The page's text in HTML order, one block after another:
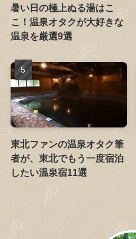
暑い日の極上ぬる湯はこ
こ！温泉オタクが大好きな
温泉を厳選9選
東北ファンの温泉オタク筆
者が、東北でもう一度宿泊
したい温泉宿11選